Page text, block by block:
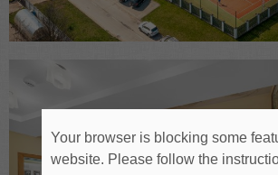
Your browser is blocking some
website. Please follow the